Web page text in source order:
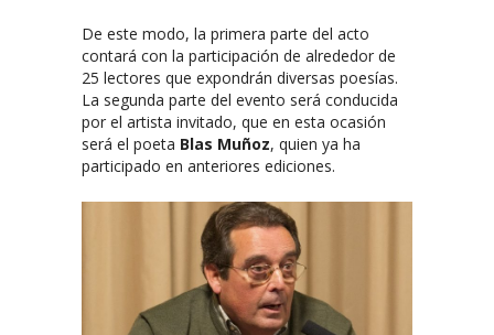
De este modo, la primera parte del acto
contará con la participación de alrededor de
25 lectores que expondrán diversas poesías.
La segunda parte del evento será conducida
por el artista invitado, que en esta ocasión
será el poeta Blas Muñoz, quien ya ha
participado en anteriores ediciones.